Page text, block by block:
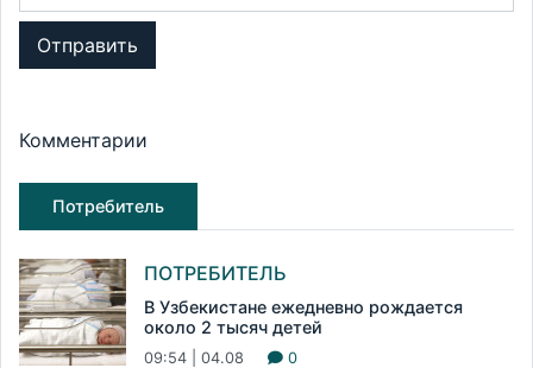
Отправить
Комментарии
Потребитель
ПОТРЕБИТЕЛЬ
В Узбекистане ежедневно рождается
около 2 тысяч детей
09:54 | 04.08 0